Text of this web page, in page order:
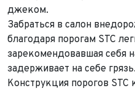
джеком.
Забраться в салон
благодаря порогам STC
зарекомендовавшая себя
задерживает на себе грязь.
Конструкция порогов STC